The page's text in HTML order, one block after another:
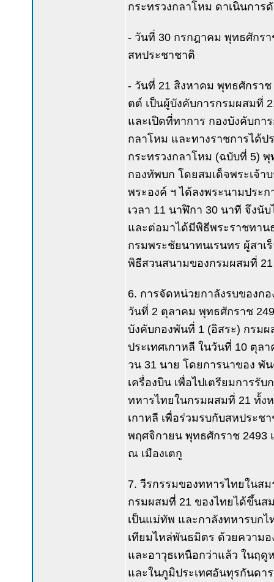
กระทรวงกลาโหม ดาเนินการ
- วันที่ 30 กรกฎาคม พุทธศักร
สหประชาชาติ
- วันที่ 21 สิงหาคม พุทธศักรา
ตต์ เป็นผู้บังคับการกรมผสมที่
และเปิดที่ทาการ กองบังคับก
กลาโหม และทางราชการได้ป
กระทรวงกลาโหม (ฉบับที่ 5)
กองทัพบก โดยสมเด็จพระเจ้า
พระองค์ ฯ ได้ลงพระนามประ
เวลา 11 นาฬิกา 30 นาที จึงนั
และต่อมาได้มีพิธีพระราชทาน
กรมพระชัยนาทนเรนทร ผู้สา
พิธีสวนสนามของกรมผสมที่ 21
6. การจัดหน่วยกาลังรบของก
วันที่ 2 ตุลาคม พุทธศักราช
บังคับกองพันที่ 1 (อิสระ) กรม
ประเทศเกาหลี ในวันที่ 10 ตุล
วน 31 นาย โดยการนาของ พั
เครื่องบิน เพื่อไปเตรียมการรั
ทหารไทยในกรมผสมที่ 21 ทั้ง
เกาหลี เพื่อร่วมรบกับสหประช
พฤศจิกายน พุทธศักราช 2493
ณ เมืองเตกู
7. วีรกรรมของทหารไทยในส
กรมผสมที่ 21 ของไทยได้ขึ้นส
เป็นแม่ทัพ และกาลังทหารบก
เทียมไหล่พันธมิตร ด้วยความ
และอาวุธเหนือกว่าแล้ว ในฤ
และในภูมิประเทศอันทุรกันด